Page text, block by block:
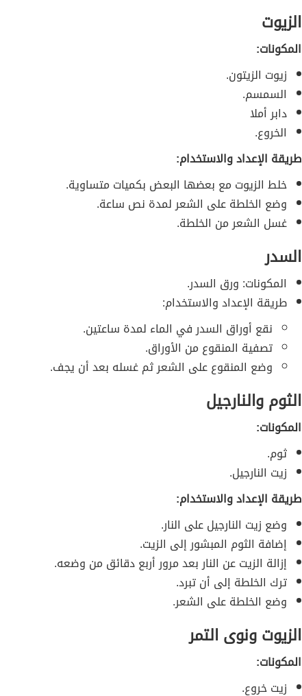
الزيوت
المكونات:
زيوت الزيتون.
السمسم.
دابر أملا
الخروع.
طريقة الإعداد والاستخدام:
خلط الزيوت مع بعضها البعض بكميات متساوية.
وضع الخلطة على الشعر لمدة نص ساعة.
غسل الشعر من الخلطة.
السدر
المكونات: ورق السدر.
طريقة الإعداد والاستخدام:
نقع أوراق السدر في الماء لمدة ساعتين.
تصفية المنقوع من الأوراق.
وضع المنقوع على الشعر ثم غسله بعد أن يجف.
الثوم والنارجيل
المكونات:
ثوم.
زيت النارجيل.
طريقة الإعداد والاستخدام:
وضع زيت النارجيل على النار.
إضافة الثوم المبشور إلى الزيت.
إزالة الزيت عن النار بعد مرور أربع دقائق من وضعه.
ترك الخلطة إلى أن تبرد.
وضع الخلطة على الشعر.
الزيوت ونوى التمر
المكونات:
زيت خروع.